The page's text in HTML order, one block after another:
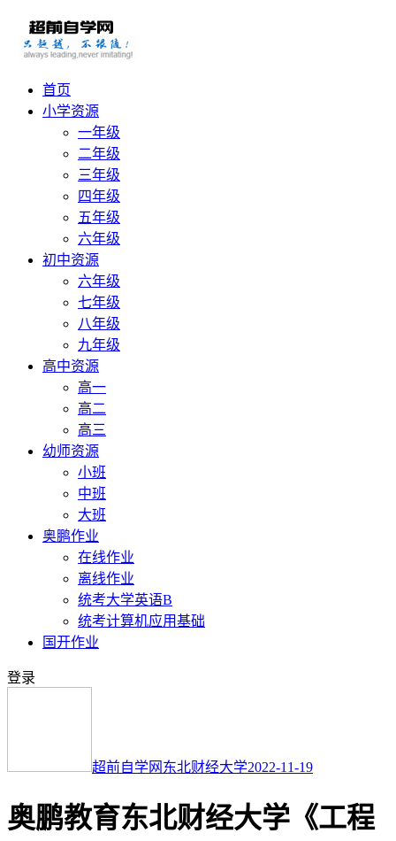
首页
小学资源
一年级
二年级
三年级
四年级
五年级
六年级
初中资源
六年级
七年级
八年级
九年级
高中资源
高一
高二
高三
幼师资源
小班
中班
大班
奥鹏作业
在线作业
离线作业
统考大学英语B
统考计算机应用基础
国开作业
登录
超前自学网 东北财经大学2022-11-19
奥鹏教育东北财经大学《工程